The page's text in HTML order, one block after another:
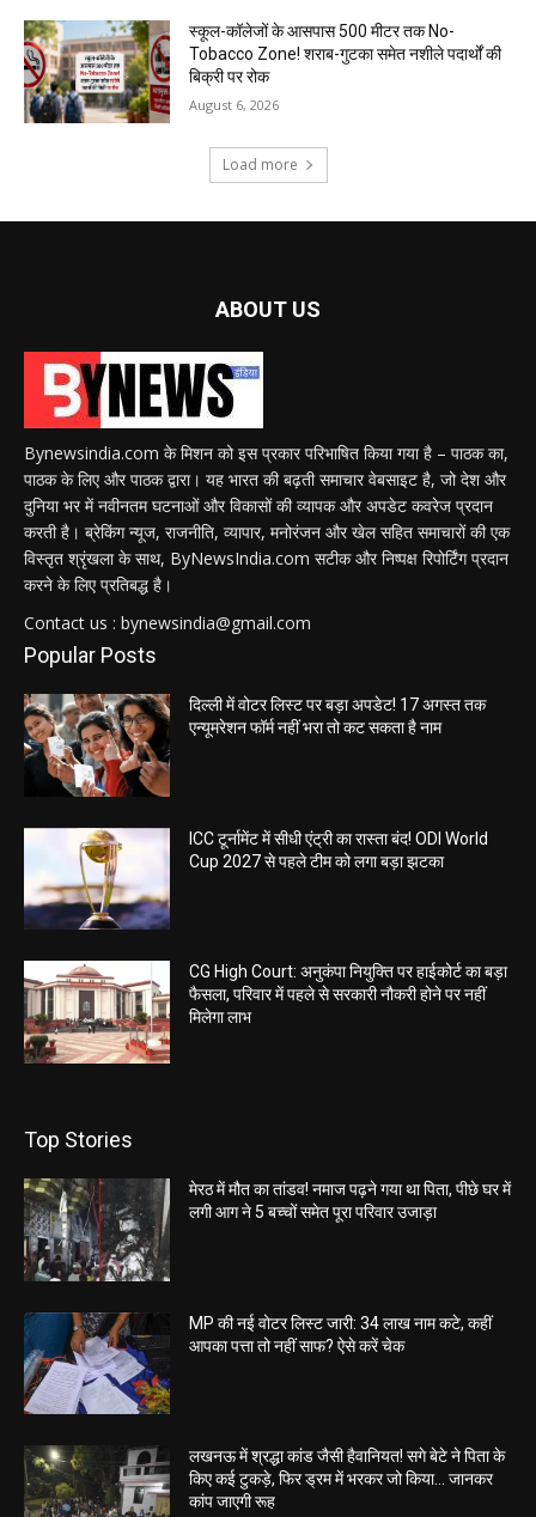
स्कूल-कॉलेजों के आसपास 500 मीटर तक No-
Tobacco Zone! शराब-गुटका समेत नशीले पदार्थों की
बिक्री पर रोक
August 6, 2026
Load more
ABOUT US
Bynewsindia.com के मिशन को इस प्रकार परिभाषित किया गया है – पाठक का,
पाठक के लिए और पाठक द्वारा। यह भारत की बढ़ती समाचार वेबसाइट है, जो देश और
दुनिया भर में नवीनतम घटनाओं और विकासों की व्यापक और अपडेट कवरेज प्रदान
करती है। ब्रेकिंग न्यूज, राजनीति, व्यापार, मनोरंजन और खेल सहित समाचारों की एक
विस्तृत श्रृंखला के साथ, ByNewsIndia.com सटीक और निष्पक्ष रिपोर्टिंग प्रदान
करने के लिए प्रतिबद्ध है।
Contact us : bynewsindia@gmail.com
Popular Posts
दिल्ली में वोटर लिस्ट पर बड़ा अपडेट! 17 अगस्त तक
एन्यूमरेशन फॉर्म नहीं भरा तो कट सकता है नाम
ICC टूर्नामेंट में सीधी एंट्री का रास्ता बंद! ODI World
Cup 2027 से पहले टीम को लगा बड़ा झटका
CG High Court: अनुकंपा नियुक्ति पर हाईकोर्ट का बड़ा
फैसला, परिवार में पहले से सरकारी नौकरी होने पर नहीं
मिलेगा लाभ
Top Stories
मेरठ में मौत का तांडव! नमाज पढ़ने गया था पिता, पीछे घर में
लगी आग ने 5 बच्चों समेत पूरा परिवार उजाड़ा
MP की नई वोटर लिस्ट जारी: 34 लाख नाम कटे, कहीं
आपका पत्ता तो नहीं साफ? ऐसे करें चेक
लखनऊ में श्रद्धा कांड जैसी हैवानियत! सगे बेटे ने पिता के
किए कई टुकड़े, फिर ड्रम में भरकर जो किया… जानकर
कांप जाएगी रूह